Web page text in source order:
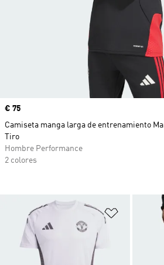
Añadir a
Precio
€ 75
Camiseta manga larga de entrenamiento
Tiro
Hombre Performance
2 colores